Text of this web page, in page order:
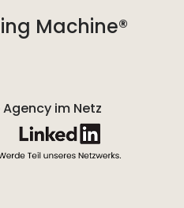
Machine®
Agency im Netz